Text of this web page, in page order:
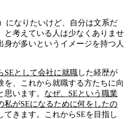
になりたいけど、自分は文系だ
と考えている人は少なくありませ
身が多いというイメージを持つ人
SEとして会社に就職した経歴が
を、これから就職する方たちに向
います。 なぜ、SEという職業
私がSEになるために何をしたの
てきます。これからSEを目指し